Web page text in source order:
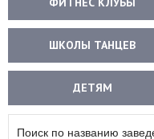
ШКОЛЫ ТАНЦЕВ
ДЕТЯМ